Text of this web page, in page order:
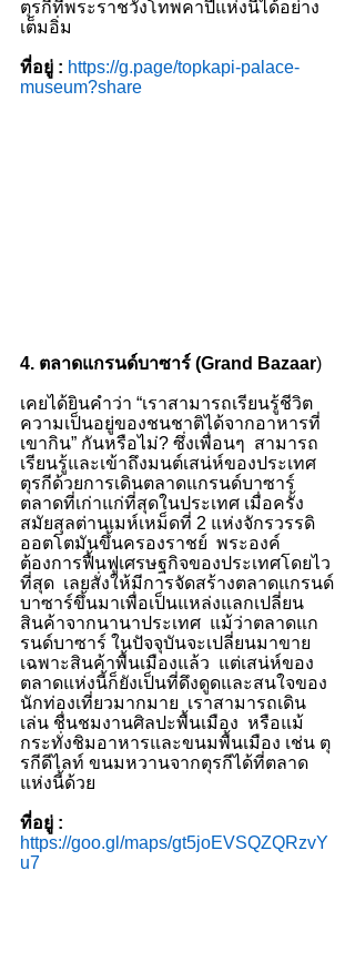
ตุรกีที่พระราชวังโทพคาปีแห่งนี้ได้อย่าง
เต็มอิ่ม
ที่อยู่ : https://g.page/topkapi-palace-
museum?share
4. ตลาดแกรนด์บาซาร์ (Grand Bazaar)
เคยได้ยินคำว่า “เราสามารถเรียนรู้ชีวิต
ความเป็นอยู่ของชนชาติได้จากอาหารที่
เขากิน” กันหรือไม่? ซึ่งเพื่อนๆ  สามารถ
เรียนรู้และเข้าถึงมนต์เสน่ห์ของประเทศ
ตุรกีด้วยการเดินตลาดแกรนด์บาซาร์
ตลาดที่เก่าแก่ที่สุดในประเทศ เมื่อครั้ง
สมัยสุลต่านเมห์เหม็ดที่ 2 แห่งจักรวรรดิ
ออตโตมันขึ้นครองราชย์  พระองค์
ต้องการฟื้นฟูเศรษฐกิจของประเทศโดยไว
ที่สุด  เลยสั่งให้มีการจัดสร้างตลาดแกรนด์
บาซาร์ขึ้นมาเพื่อเป็นแหล่งแลกเปลี่ยน
สินค้าจากนานาประเทศ  แม้ว่าตลาดแก
รนด์บาซาร์ ในปัจจุบันจะเปลี่ยนมาขาย
เฉพาะสินค้าพื้นเมืองแล้ว  แต่เสน่ห์ของ
ตลาดแห่งนี้ก็ยังเป็นที่ดึงดูดและสนใจของ
นักท่องเที่ยวมากมาย  เราสามารถเดิน
เล่น ชื่นชมงานศิลปะพื้นเมือง  หรือแม้
กระทั่งชิมอาหารและขนมพื้นเมือง เช่น ตุ
รกีดีไลท์ ขนมหวานจากตุรกีได้ที่ตลาด
แห่งนี้ด้วย
ที่อยู่ :
https://goo.gl/maps/gt5joEVSQZQRzvY
u7